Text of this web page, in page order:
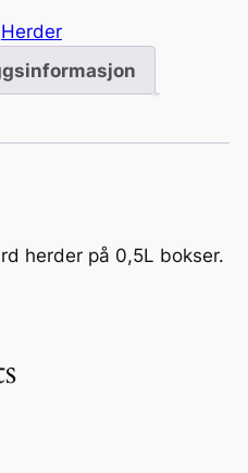
Herder
herder på 0,5L bokser.